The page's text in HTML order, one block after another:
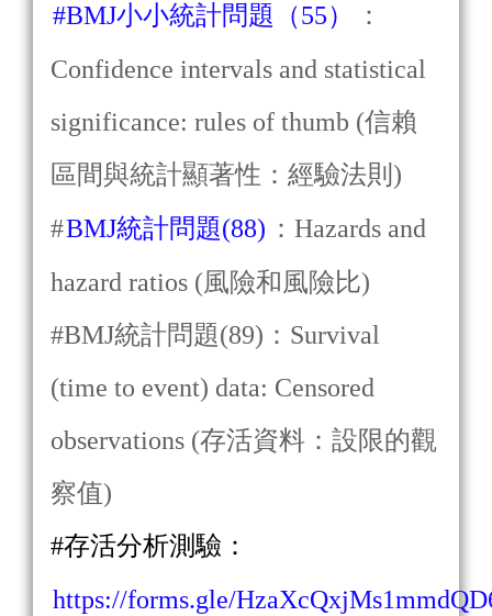
#BMJ小小統計問題（55）
：
Confidence intervals and statistical
significance: rules of thumb (信賴
區間與統計顯著性：經驗法則)
#BMJ統計問題(88) ：Hazards and
hazard ratios (風險和風險比)
#BMJ統計問題(89)：Survival
(time to event) data: Censored
observations (存活資料：設限的觀
察值)
#存活分析測驗：
https://forms.gle/